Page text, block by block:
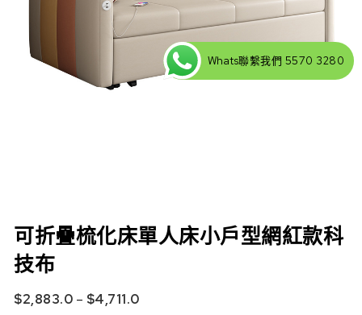
可折疊梳化床單人床小戶型網紅款科
技布
$2,883.0 – $4,711.0
Whats聯繫我們 5570 3280